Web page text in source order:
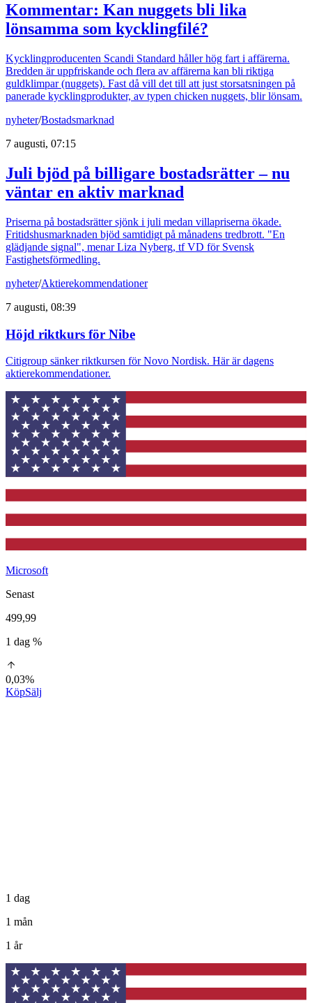
Kommentar: Kan nuggets bli lika
lönsamma som kycklingfilé?
Kycklingproducenten Scandi Standard håller hög fart i affärerna.
Bredden är uppfriskande och flera av affärerna kan bli riktiga
guldklimpar (nuggets). Fast då vill det till att just storsatsningen på
panerade kycklingprodukter, av typen chicken nuggets, blir lönsam.
nyheter/Bostadsmarknad
7 augusti, 07:15
Juli bjöd på billigare bostadsrätter – nu
väntar en aktiv marknad
Priserna på bostadsrätter sjönk i juli medan villapriserna ökade.
Fritidshusmarknaden bjöd samtidigt på månadens tredbrott. "En
glädjande signal", menar Liza Nyberg, tf VD för Svensk
Fastighetsförmedling.
nyheter/Aktierekommendationer
7 augusti, 08:39
Höjd riktkurs för Nibe
Citigroup sänker riktkursen för Novo Nordisk. Här är dagens
aktierekommendationer.
Microsoft
Senast
499,99
1 dag %
0,03%
KöpSälj
1 dag
1 mån
1 år